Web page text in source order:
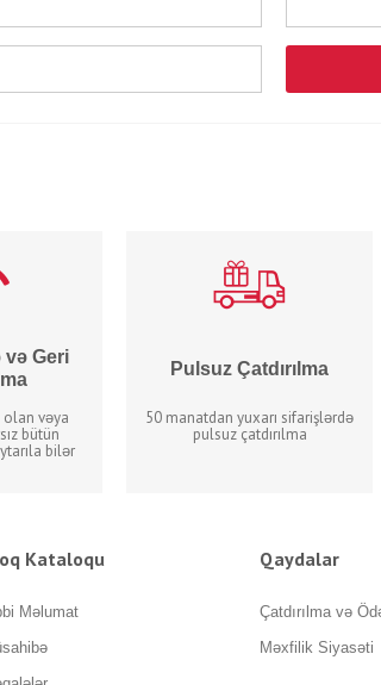
və Geri
olan vəya
bütün
bilər
Pulsuz Çatdırılma
50 manatdan yuxarı sifarişlərdə
pulsuz çatdırılma
Kataloqu
Məlumat
Qaydalar
Çatdırılma və
Məxfilik Siyasəti